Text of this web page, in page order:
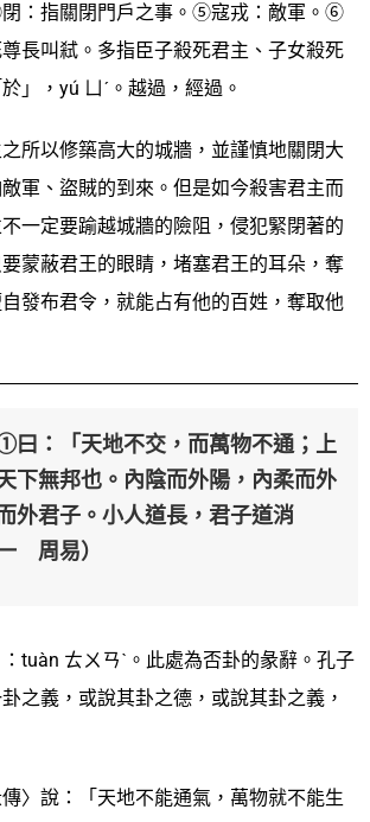
：指關閉門戶之事。⑤寇戎：敵軍。⑥
長叫弒。多指臣子殺死君主、子女殺死
」，yú ㄩˊ。越過，經過。
之所以修築高大的城牆，並謹慎地關閉大
軍、盜賊的到來。但是如今殺害君主而
一定要踰越城牆的險阻，侵犯緊閉著的
蒙蔽君王的眼睛，堵塞君王的耳朵，奪
發布君令，就能占有他的百姓，奪取他
曰：「天地不交，而萬物不通；上
下無邦也。內陰而外陽，內柔而外
外君子。小人道長，君子道消
周易）
tuàn ㄊㄨㄢˋ。此處為否卦的彖辭。孔子
之義，或說其卦之德，或說其卦之義，
傳〉說：「天地不能通氣，萬物就不能生